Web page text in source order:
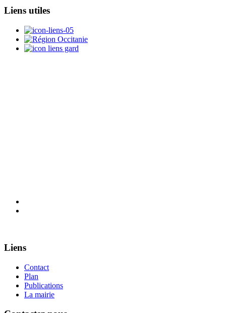
Liens utiles
Liens
Contact
Plan
Publications
La mairie